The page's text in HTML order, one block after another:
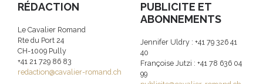
RÉDACTION
Le Cavalier Romand
Rte du Port 24
CH-1009 Pully
+41 21 729 86 83
redaction@cavalier-romand.ch
PUBLICITE ET
ABONNEMENTS
Jennifer Uldry : +41 79 326 41
40
Françoise Jutzi : +41 78 636 04
99